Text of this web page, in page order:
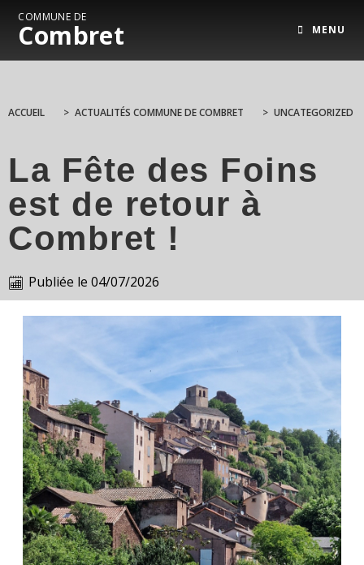
COMMUNE DE
Combret MENU
ACCUEIL > ACTUALITÉS COMMUNE DE COMBRET > UNCATEGORIZED
La Fête des Foins
est de retour à
Combret !
Publiée le 04/07/2026